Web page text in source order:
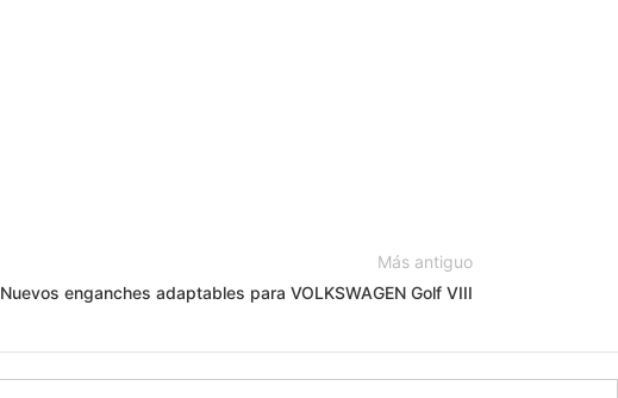
Más antiguo
Nuevos enganches adaptables para VOLKSWAGEN Golf VIII